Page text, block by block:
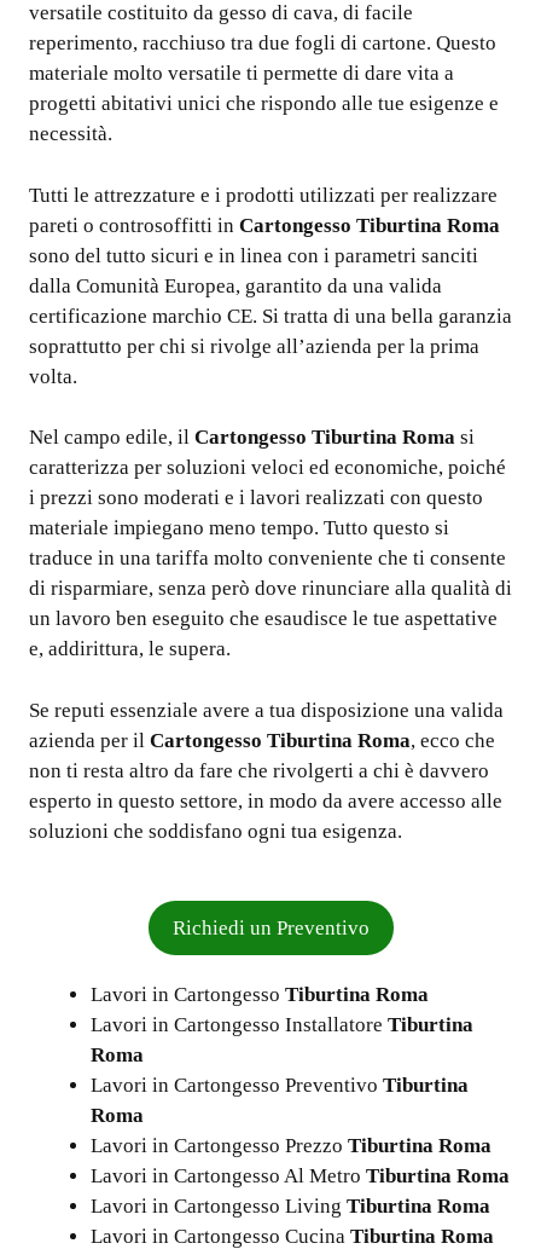
versatile costituito da gesso di cava, di facile
reperimento, racchiuso tra due fogli di cartone. Questo
materiale molto versatile ti permette di dare vita a
progetti abitativi unici che rispondo alle tue esigenze e
necessità.
Tutti le attrezzature e i prodotti utilizzati per realizzare
pareti o controsoffitti in Cartongesso Tiburtina Roma
sono del tutto sicuri e in linea con i parametri sanciti
dalla Comunità Europea, garantito da una valida
certificazione marchio CE. Si tratta di una bella garanzia
soprattutto per chi si rivolge all’azienda per la prima
volta.
Nel campo edile, il Cartongesso Tiburtina Roma si
caratterizza per soluzioni veloci ed economiche, poiché
i prezzi sono moderati e i lavori realizzati con questo
materiale impiegano meno tempo. Tutto questo si
traduce in una tariffa molto conveniente che ti consente
di risparmiare, senza però dove rinunciare alla qualità di
un lavoro ben eseguito che esaudisce le tue aspettative
e, addirittura, le supera.
Se reputi essenziale avere a tua disposizione una valida
azienda per il Cartongesso Tiburtina Roma, ecco che
non ti resta altro da fare che rivolgerti a chi è davvero
esperto in questo settore, in modo da avere accesso alle
soluzioni che soddisfano ogni tua esigenza.
Richiedi un Preventivo
Lavori in Cartongesso Tiburtina Roma
Lavori in Cartongesso Installatore Tiburtina
Roma
Lavori in Cartongesso Preventivo Tiburtina
Roma
Lavori in Cartongesso Prezzo Tiburtina Roma
Lavori in Cartongesso Al Metro Tiburtina Roma
Lavori in Cartongesso Living Tiburtina Roma
Lavori in Cartongesso Cucina Tiburtina Roma